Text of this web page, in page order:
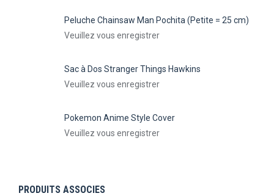
Peluche Chainsaw Man Pochita (Petite = 25 cm)
Veuillez vous enregistrer
Sac à Dos Stranger Things Hawkins
Veuillez vous enregistrer
Pokemon Anime Style Cover
Veuillez vous enregistrer
PRODUITS ASSOCIES